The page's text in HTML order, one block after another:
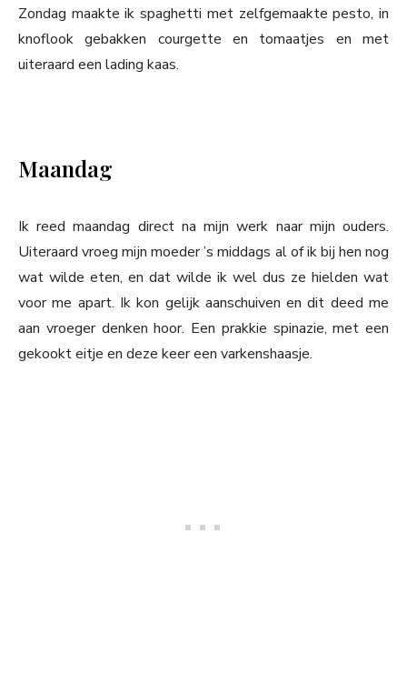
Zondag maakte ik spaghetti met zelfgemaakte pesto, in
knoflook gebakken courgette en tomaatjes en met
uiteraard een lading kaas.
Maandag
Ik reed maandag direct na mijn werk naar mijn ouders.
Uiteraard vroeg mijn moeder ’s middags al of ik bij hen nog
wat wilde eten, en dat wilde ik wel dus ze hielden wat
voor me apart. Ik kon gelijk aanschuiven en dit deed me
aan vroeger denken hoor. Een prakkie spinazie, met een
gekookt eitje en deze keer een varkenshaasje.